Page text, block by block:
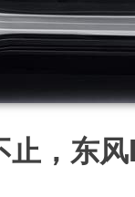
止，东